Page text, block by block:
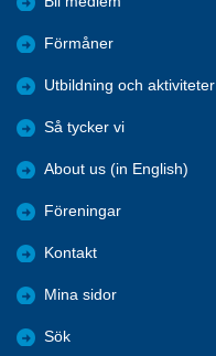
Förmåner
Utbildning och aktiviteter
Så tycker vi
About us (in English)
Föreningar
Kontakt
Mina sidor
Sök